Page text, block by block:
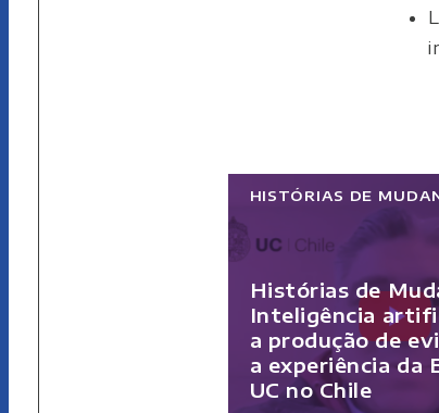
HISTÓRIAS DE
Histórias de
Inteligência
a produção de
a experiência da
UC no Chile